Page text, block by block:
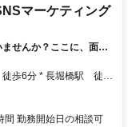
マーケティング
せんか？ここに、面白
10分
間 勤務開始日の相談可